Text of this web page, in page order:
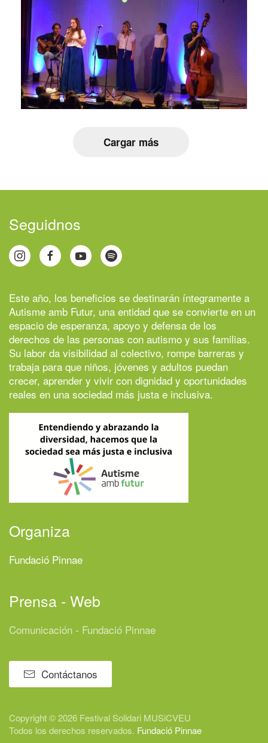
Cargar más
Seguidnos
Este año, los beneficios se destinarán íntegramente a
Autisme amb Futur, una entidad que se convierte en un
espacio de esperanza, apoyo y defensa de los
derechos de las personas con autismo y sus familias.
Su labor da visibilidad al colectivo, rompe barreras y
trabaja para que niños, jóvenes y adultos puedan
crecer, aprender y vivir con dignidad y oportunidades
reales en una sociedad más justa e inclusiva.
Organiza
Fundació Pinnae
Prensa - Web
Comunicación - Fundació Pinnae
Contáctanos
Copyright © 2026 Festival Solidari MUSiCVEU
Todos los derechos reservados. Fundació Pinnae